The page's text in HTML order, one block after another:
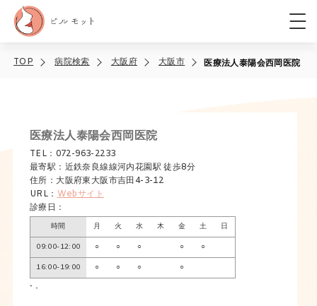
TOP 病院検索 大阪府 大阪市 医療法人泰陽会西岡医院
医療法人泰陽会西岡医院
TEL：072-963-2233
最寄駅：近鉄奈良線線河内花園駅 徒歩8分
住所：大阪府東大阪市吉田4-3-12
URL： Webサイト
診療日：
時間 月 火 水 木 金 土 日
09:00-12:00 ○ ○ ○ ○ ○
16:00-19:00 ○ ○ ○ ○
* -